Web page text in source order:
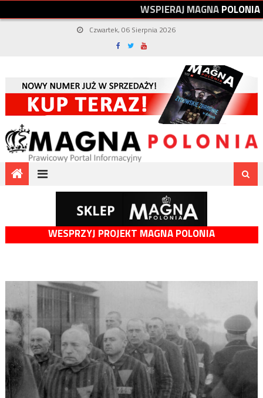
WSPIERAJMAGNAPOLONIA
Czwartek, 06 Sierpnia 2026
WESPRZYJ PROJEKT MAGNA POLONIA